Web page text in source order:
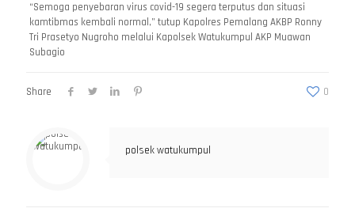
“Semoga penyebaran virus covid-19 segera terputus dan situasi
kamtibmas kembali normal,” tutup Kapolres Pemalang AKBP Ronny
Tri Prasetyo Nugroho melalui Kapolsek Watukumpul AKP Muawan
Subagio
Share 0
polsek watukumpul